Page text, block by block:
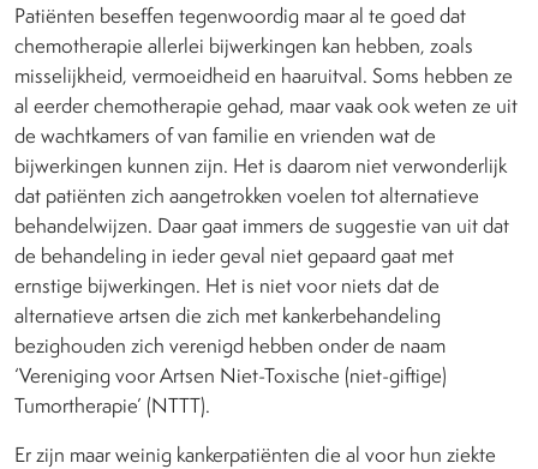
Patiënten beseffen tegenwoordig maar al te goed dat
chemotherapie allerlei bijwerkingen kan hebben, zoals
misselijkheid, vermoeidheid en haaruitval. Soms hebben ze
al eerder chemotherapie gehad, maar vaak ook weten ze uit
de wachtkamers of van familie en vrienden wat de
bijwerkingen kunnen zijn. Het is daarom niet verwonderlijk
dat patiënten zich aangetrokken voelen tot alternatieve
behandelwijzen. Daar gaat immers de suggestie van uit dat
de behandeling in ieder geval niet gepaard gaat met
ernstige bijwerkingen. Het is niet voor niets dat de
alternatieve artsen die zich met kankerbehandeling
bezighouden zich verenigd hebben onder de naam
‘Vereniging voor Artsen Niet-Toxische (niet-giftige)
Tumortherapie’ (NTTT).
Er zijn maar weinig kankerpatiënten die al voor hun ziekte